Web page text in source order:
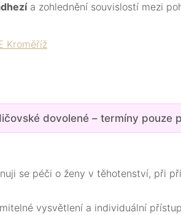
a zohlednění souvislostí mezi
dovolené – termíny pouze
se péči o ženy v těhotenství, při
vysvětlení a individuální